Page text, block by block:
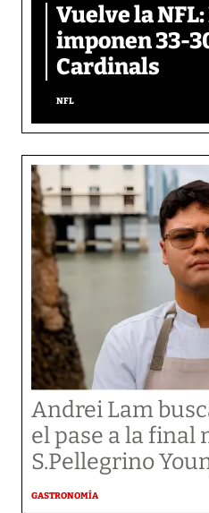
Vuelve la
imponen 33-
Cardinals
NFL
Andrei Lam
el pase a la final
S.Pellegrino
GASTRONOMÍA